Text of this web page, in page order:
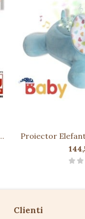
Proiector
Clienti